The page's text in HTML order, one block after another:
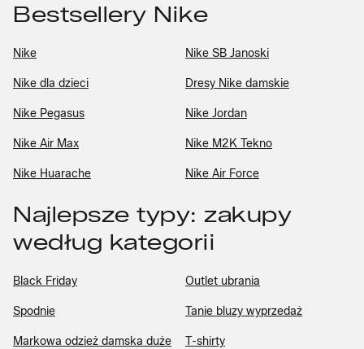
Bestsellery Nike
Nike Nike SB Janoski
Nike dla dzieci Dresy Nike damskie
Nike Pegasus Nike Jordan
Nike Air Max Nike M2K Tekno
Nike Huarache Nike Air Force
Najlepsze typy: zakupy
według kategorii
Black Friday Outlet ubrania
Spodnie Tanie bluzy wyprzedaż
Markowa odzież damska duże
T-shirty